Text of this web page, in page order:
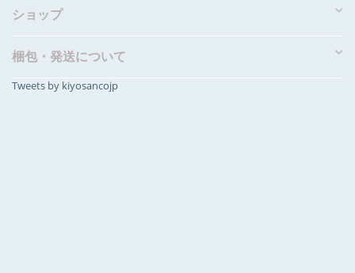
ショップ
梱包・発送について
Tweets by kiyosancojp